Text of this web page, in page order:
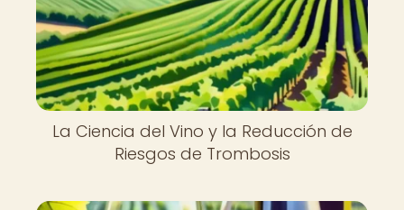
La Ciencia del Vino y la Reducción de
Riesgos de Trombosis